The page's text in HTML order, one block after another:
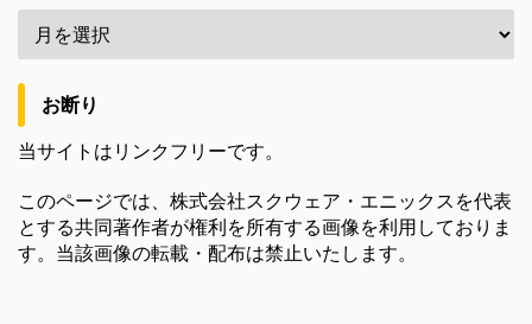
お断り
当サイトはリンクフリーです。
このページでは、株式会社スクウェア・エニックスを代表
とする共同著作者が権利を所有する画像を利用しておりま
す。当該画像の転載・配布は禁止いたします。